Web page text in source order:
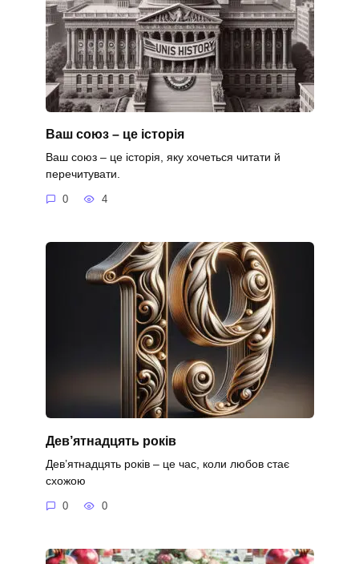
Ваш союз – це історія
Ваш союз – це історія, яку хочеться читати й
перечитувати.
0 4
Дев’ятнадцять років
Дев’ятнадцять років – це час, коли любов стає
схожою
0 0